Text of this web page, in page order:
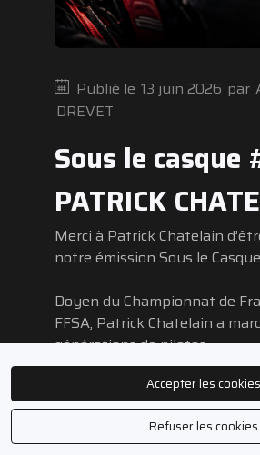
Publié le 13 juin 2026 par
DREVET
Sous le casque
PATRICK
Merci à Patrick Chatelain
notre émission Sous le
Doyen du Championnat de
FFSA, Patrick Chatelain a
générations de pilotes.
Ancien pilote lui-même, il a
accompagné de nombreux
sein du paddock et contribué au
Accepter les cookies
Refuser les cookies